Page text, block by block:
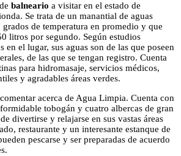
balneario a visitar en el estado de
Se trata de un manantial de aguas
de temperatura en promedio y que
litros por segundo. Según estudios
en el lugar, sus aguas son de las que poseen
de las que se tengan registro. Cuenta
para hidromasaje, servicios médicos,
y agradables áreas verdes.
acerca de Agua Limpia. Cuenta con
tobogán y cuatro albercas de gran
divertirse y relajarse en sus vastas áreas
restaurante y un interesante estanque de
pescarse y ser preparadas de acuerdo